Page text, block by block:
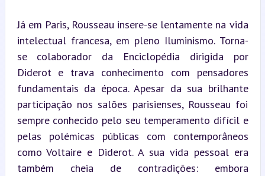
Já em Paris, Rousseau insere-se lentamente na vida
intelectual francesa, em pleno Iluminismo. Torna-
se colaborador da Enciclopédia dirigida por
Diderot e trava conhecimento com pensadores
fundamentais da época. Apesar da sua brilhante
participação nos salões parisienses, Rousseau foi
sempre conhecido pelo seu temperamento difícil e
pelas polémicas públicas com contemporâneos
como Voltaire e Diderot. A sua vida pessoal era
também cheia de contradições: embora